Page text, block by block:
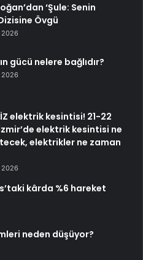
‘Şule: Senin
Övgü
2026
gücü nelere bağlıdır?
2026
elektrik kesintisi! 21-22
elektrik kesintisi ne
elektrikler ne zaman
2026
kârda %6 hareket
neden düşüyor?